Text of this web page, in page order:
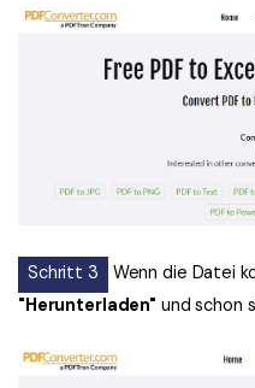
Schritt 3 Wenn die Datei
"Herunterladen" und schon